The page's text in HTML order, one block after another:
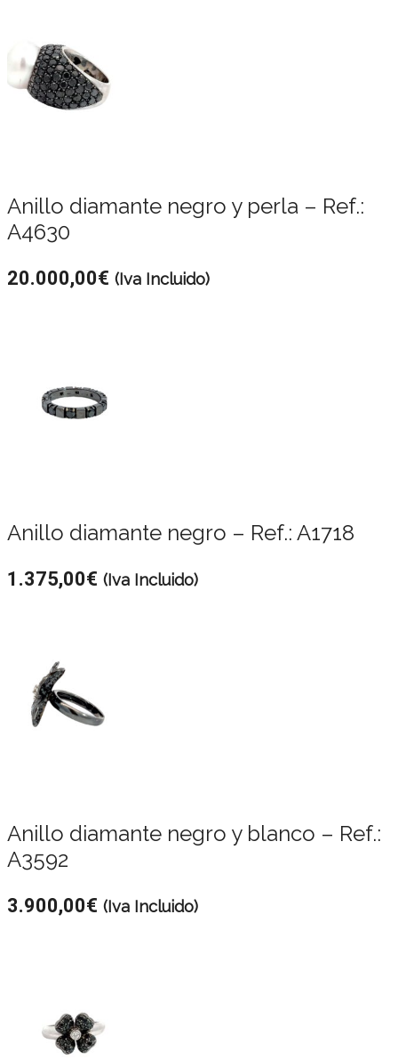
Anillo diamante negro y perla – Ref.:
A4630
20.000,00€ (Iva Incluido)
Anillo diamante negro – Ref.: A1718
1.375,00€ (Iva Incluido)
Anillo diamante negro y blanco – Ref.:
A3592
3.900,00€ (Iva Incluido)